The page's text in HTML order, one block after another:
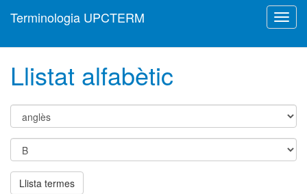
Terminologia UPCTERM
Llistat alfabètic
Llista termes